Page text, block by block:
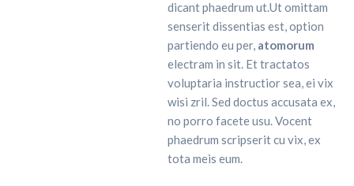
dicant phaedrum ut.Ut omittam
senserit dissentias est, option
partiendo eu per, atomorum
electram in sit. Et tractatos
voluptaria instructior sea, ei vix
wisi zril. Sed doctus accusata ex,
no porro facete usu. Vocent
phaedrum scripserit cu vix, ex
tota meis eum.